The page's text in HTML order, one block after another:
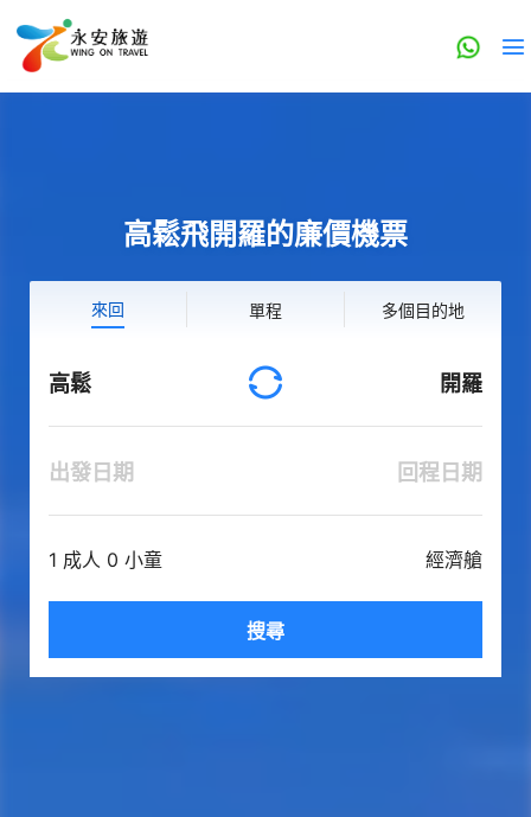
高鬆飛開羅的廉價機票
來回 單程 多個目的地
高鬆 開羅
出發日期 回程日期
1 成人 0 小童 經濟艙
搜尋